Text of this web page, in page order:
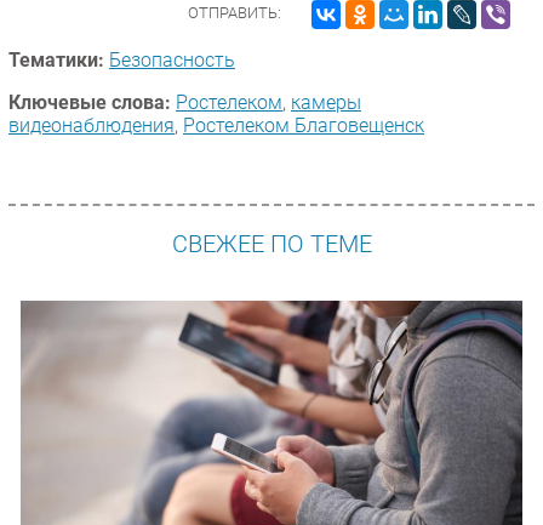
ОТПРАВИТЬ:
Тематики: Безопасность
Ключевые слова: Ростелеком, камеры
видеонаблюдения, Ростелеком Благовещенск
СВЕЖЕЕ ПО ТЕМЕ